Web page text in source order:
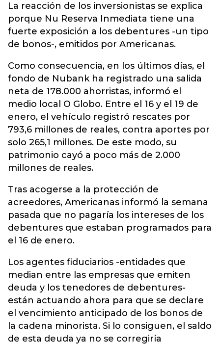
La reacción de los inversionistas se explica
porque Nu Reserva Inmediata tiene una
fuerte exposición a los debentures -un tipo
de bonos-, emitidos por Americanas.
Como consecuencia, en los últimos días, el
fondo de Nubank ha registrado una salida
neta de 178.000 ahorristas, informó el
medio local O Globo. Entre el 16 y el 19 de
enero, el vehículo registró rescates por
793,6 millones de reales, contra aportes por
solo 265,1 millones. De este modo, su
patrimonio cayó a poco más de 2.000
millones de reales.
Tras acogerse a la protección de
acreedores, Americanas informó la semana
pasada que no pagaría los intereses de los
debentures que estaban programados para
el 16 de enero.
Los agentes fiduciarios -entidades que
median entre las empresas que emiten
deuda y los tenedores de debentures-
están actuando ahora para que se declare
el vencimiento anticipado de los bonos de
la cadena minorista. Si lo consiguen, el saldo
de esta deuda ya no se corregiría